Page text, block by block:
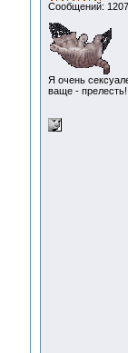
Сообщений: 1207
Я очень
ваще - прелесть!